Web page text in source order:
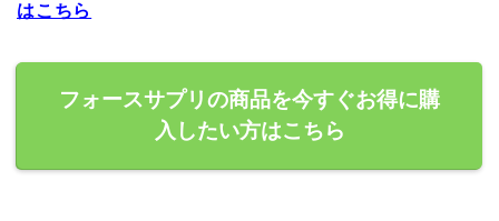
はこちら
フォースサプリの商品を今すぐお得に購
入したい方はこちら